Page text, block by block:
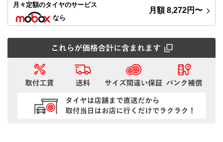
月々定額のタイヤのサービス
なら
月額8,272円〜